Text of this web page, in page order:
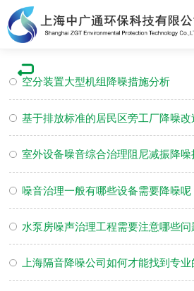
空分装置大型机组降噪措施分析
基于排放标准的居民区旁工厂降噪改
室外设备噪音综合治理阻尼减振降噪
噪音治理一般有哪些设备需要降噪呢
水泵房噪声治理工程需要注意哪些问
上海隔音降噪公司如何才能找到专业